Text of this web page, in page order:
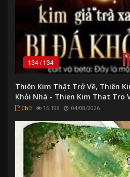
134/ 134
Thiên Kim Thật Trở Về, Thiên
Khỏi Nhà - Thien Kim That Tro
Xanh” Bi Đa Khoi Nha
Chữ 16.198 04/08/2026